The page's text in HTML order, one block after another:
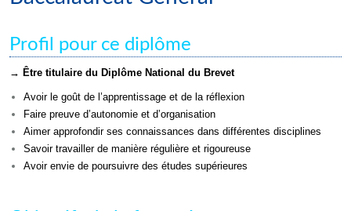
Profil pour ce diplôme
→ Être titulaire du Diplôme National du Brevet
Avoir le goût de l’apprentissage et de la réflexion
Faire preuve d’autonomie et d’organisation
Aimer approfondir ses connaissances dans différentes disciplines
Savoir travailler de manière régulière et rigoureuse
Avoir envie de poursuivre des études supérieures